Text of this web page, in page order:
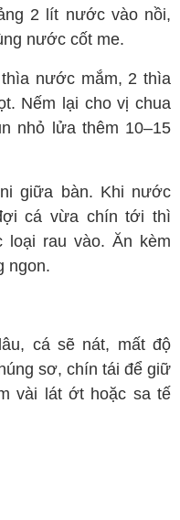
2 lít nước vào nồi,
nước cốt me.
nước mắm, 2 thìa
Nếm lại cho vị chua
nhỏ lửa thêm 10–15
giữa bàn. Khi nước
cá vừa chín tới thì
loại rau vào. Ăn kèm
ngon.
cá sẽ nát, mất độ
sơ, chín tái để giữ
vài lát ớt hoặc sa tế